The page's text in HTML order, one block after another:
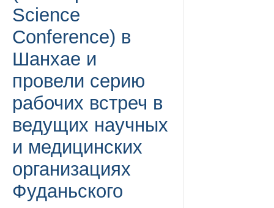
Science
Conference) в
Шанхае и
провели серию
рабочих встреч в
ведущих научных
и медицинских
организациях
Фуданьского